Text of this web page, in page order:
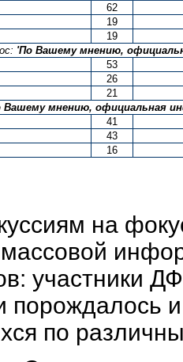
62
19
19
'По Вашему мнению,
53
26
21
Вашему мнению, официальная
41
43
16
на
участники
порождалось
по